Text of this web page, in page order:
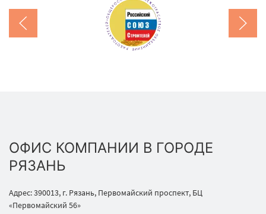
ОФИС КОМПАНИИ В ГОРОДЕ
РЯЗАНЬ
Адрес: 390013, г. Рязань, Первомайский проспект, БЦ
«Первомайский 56»